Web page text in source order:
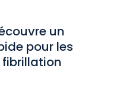
un
pour les